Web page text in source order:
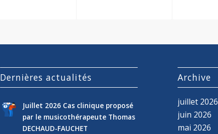
Dernières actualités
Juillet 2026 Cas clinique proposé
par le musicothérapeute Thomas
DECHAUD-FAUCHET
Archive
juillet 2026
juin 2026
mai 2026